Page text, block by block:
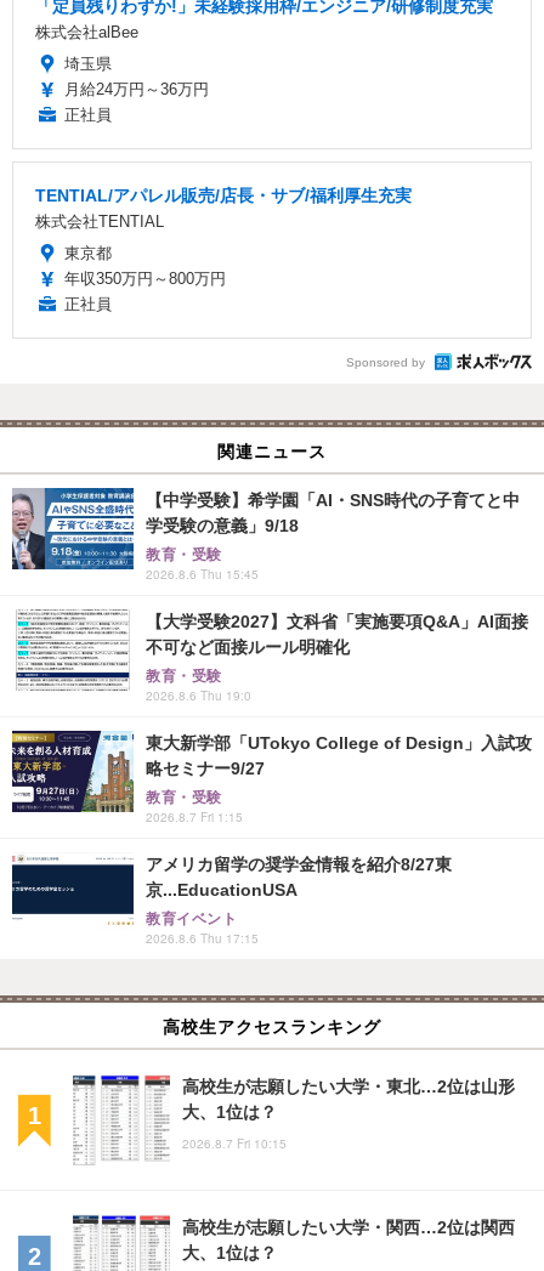
「定員残りわずか!」未経験採用枠/エンジニア/研修制度充実
株式会社alBee
埼玉県
月給24万円～36万円
正社員
TENTIAL/アパレル販売/店長・サブ/福利厚生充実
株式会社TENTIAL
東京都
年収350万円～800万円
正社員
Sponsored by
関連ニュース
【中学受験】希学園「AI・SNS時代の子育てと中
学受験の意義」9/18
教育・受験
2026.8.6 Thu 15:45
【大学受験2027】文科省「実施要項Q&A」AI面接
不可など面接ルール明確化
教育・受験
2026.8.6 Thu 19:0
東大新学部「UTokyo College of Design」入試攻
略セミナー9/27
教育・受験
2026.8.7 Fri 1:15
アメリカ留学の奨学金情報を紹介8/27東
京...EducationUSA
教育イベント
2026.8.6 Thu 17:15
高校生アクセスランキング
高校生が志願したい大学・東北…2位は山形
大、1位は？
2026.8.7 Fri 10:15
高校生が志願したい大学・関西…2位は関西
大、1位は？